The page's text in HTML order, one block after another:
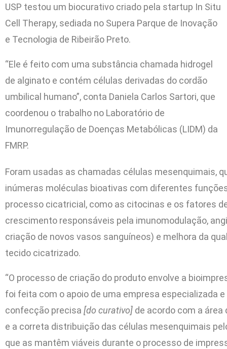
USP testou um biocurativo criado pela startup In Situ
Cell Therapy, sediada no Supera Parque de Inovação
e Tecnologia de Ribeirão Preto.
“Ele é feito com uma substância chamada hidrogel
de alginato e contém células derivadas do cordão
umbilical humano”, conta Daniela Carlos Sartori, que
coordenou o trabalho no Laboratório de
Imunorregulação de Doenças Metabólicas (LIDM) da
FMRP.
Foram usadas as chamadas células mesenquimais,
inúmeras moléculas bioativas com diferentes
processo cicatricial, como as citocinas e os fatores
crescimento responsáveis pela imunomodulação,
criação de novos vasos sanguíneos) e melhora da
tecido cicatrizado.
“O processo de criação do produto envolve a
foi feita com o apoio de uma empresa especializada
confecção precisa [do curativo] de acordo com a área
e a correta distribuição das células mesenquimais
que as mantêm viáveis durante o processo de